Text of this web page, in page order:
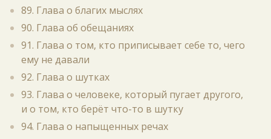
89. Глава о благих мыслях
90. Глава об обещаниях
91. Глава о том, кто приписывает себе то, чего
ему не давали
92. Глава о шутках
93. Глава о человеке, который пугает другого,
и о том, кто берёт что-то в шутку
94. Глава о напыщенных речах